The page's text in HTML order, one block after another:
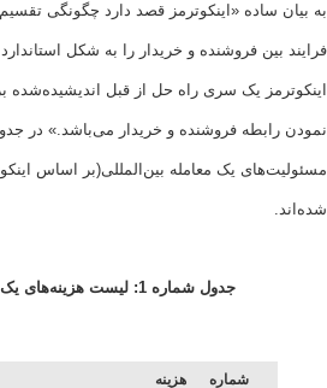
ساده «اینکوترمز قصد دارد چگونگی تقسیم
فروشنده و خریدار را به شکل استاندارد روشن
یک سری راه حل از قبل اندیشیده‌شده برای
جدول شماره 1: لیست هزینه‌های یک معامله بین المللی
هزینه